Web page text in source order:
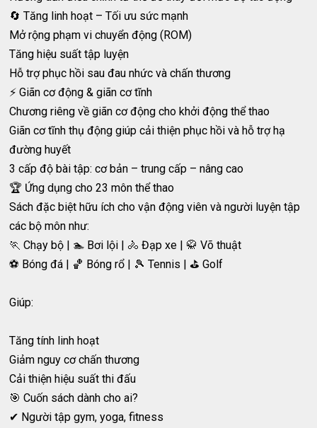
🔄 Tăng linh hoạt – Tối ưu sức mạnh
Mở rộng phạm vi chuyển động (ROM)
Tăng hiệu suất tập luyện
Hỗ trợ phục hồi sau đau nhức và chấn thương
⚡ Giãn cơ động & giãn cơ tĩnh
Chương riêng về giãn cơ động cho khởi động thể thao
Giãn cơ tĩnh thụ động giúp cải thiện phục hồi và hỗ trợ hạ
đường huyết
3 cấp độ bài tập: cơ bản – trung cấp – nâng cao
🏆 Ứng dụng cho 23 môn thể thao
Sách đặc biệt hữu ích cho vận động viên và người luyện tập
các bộ môn như:
🏃 Chạy bộ | 🏊 Bơi lội | 🚴 Đạp xe | 🥋 Võ thuật
⚽ Bóng đá | 🏀 Bóng rổ | 🎾 Tennis | ⛳ Golf
Giúp:
Tăng tính linh hoạt
Giảm nguy cơ chấn thương
Cải thiện hiệu suất thi đấu
🎯 Cuốn sách dành cho ai?
✔ Người tập gym, yoga, fitness